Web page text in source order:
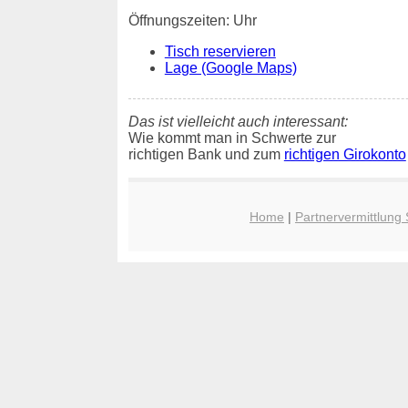
Öffnungszeiten: Uhr
Tisch reservieren
Lage (Google Maps)
Das ist vielleicht auch interessant:
Wie kommt man in Schwerte zur
richtigen Bank und zum richtigen Girokonto
Home | Partnervermittlung